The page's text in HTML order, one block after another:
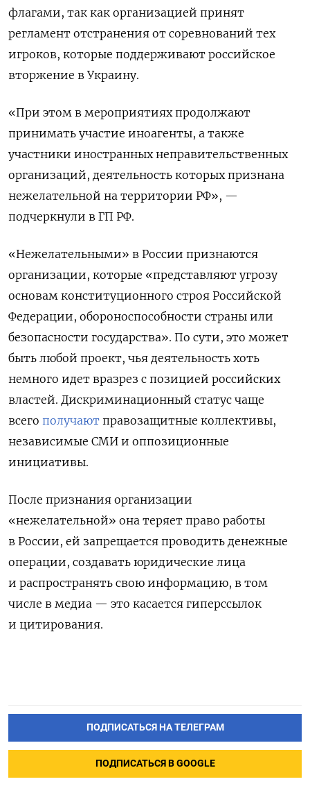
флагами, так как организацией принят
регламент отстранения от соревнований тех
игроков, которые поддерживают российское
вторжение в Украину.
«При этом в мероприятиях продолжают
принимать участие иноагенты, а также
участники иностранных неправительственных
организаций, деятельность которых признана
нежелательной на территории РФ», —
подчеркнули в ГП РФ.
«Нежелательными» в России признаются
организации, которые «представляют угрозу
основам конституционного строя Российской
Федерации, обороноспособности страны или
безопасности государства». По сути, это может
быть любой проект, чья деятельность хоть
немного идет вразрез с позицией российских
властей. Дискриминационный статус чаще
всего получают правозащитные коллективы,
независимые СМИ и оппозиционные
инициативы.
После признания организации
«нежелательной» она теряет право работы
в России, ей запрещается проводить денежные
операции, создавать юридические лица
и распространять свою информацию, в том
числе в медиа — это касается гиперссылок
и цитирования.
ПОДПИСАТЬСЯ НА ТЕЛЕГРАМ
ПОДПИСАТЬСЯ В GOOGLE